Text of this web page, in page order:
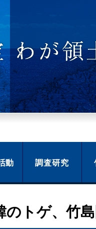
動 調査研究
のトゲ、竹